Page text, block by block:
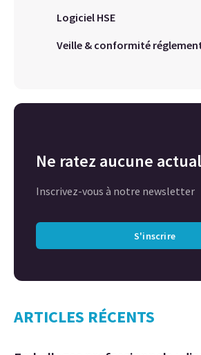
Logiciel HSE
Veille & conformité
Ne ratez aucune
Inscrivez-vous à notre newsletter
S'inscrire
ARTICLES RÉCENTS